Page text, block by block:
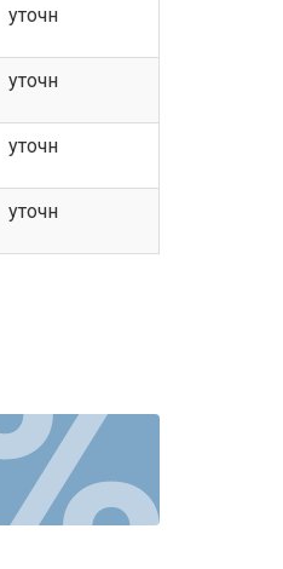
уточн
уточн
уточн
уточн